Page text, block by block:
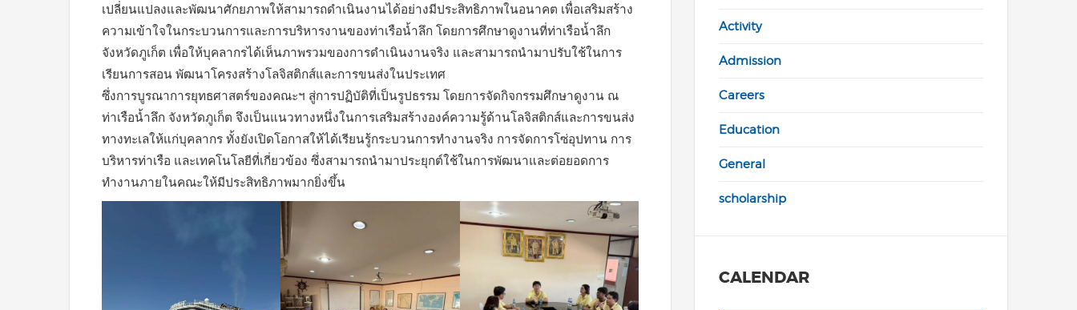
เปลี่ยนแปลงและพัฒนาศักยภาพให้สามารถดำเนินงานได้อย่างมีประสิทธิภาพในอนาคต เพื่อเสริมสร้าง
ความเข้าใจในกระบวนการและการบริหารงานของท่าเรือน้ำลึก โดยการศึกษาดูงานที่ท่าเรือน้ำลึก
จังหวัดภูเก็ต เพื่อให้บุคลากรได้เห็นภาพรวมของการดำเนินงานจริง และสามารถนำมาปรับใช้ในการ
เรียนการสอน พัฒนาโครงสร้างโลจิสติกส์และการขนส่งในประเทศ
ซึ่งการบูรณาการยุทธศาสตร์ของคณะฯ สู่การปฏิบัติที่เป็นรูปธรรม โดยการจัดกิจกรรมศึกษาดูงาน ณ
ท่าเรือน้ำลึก จังหวัดภูเก็ต จึงเป็นแนวทางหนึ่งในการเสริมสร้างองค์ความรู้ด้านโลจิสติกส์และการขนส่ง
ทางทะเลให้แก่บุคลากร ทั้งยังเปิดโอกาสให้ได้เรียนรู้กระบวนการทำงานจริง การจัดการโซ่อุปทาน การ
บริหารท่าเรือ และเทคโนโลยีที่เกี่ยวข้อง ซึ่งสามารถนำมาประยุกต์ใช้ในการพัฒนาและต่อยอดการ
ทำงานภายในคณะให้มีประสิทธิภาพมากยิ่งขึ้น
Activity
Admission
Careers
Education
General
scholarship
CALENDAR